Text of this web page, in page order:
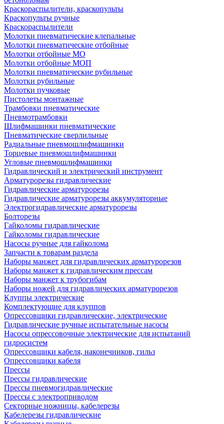
Краскораспылители, краскопульты
Краскопульты ручные
Краскораспылители
Молотки пневматические клепальные
Молотки пневматические отбойные
Молотки отбойные МО
Молотки отбойные МОП
Молотки пневматические рубильные
Молотки рубильные
Молотки пучковые
Пистолеты монтажные
Трамбовки пневматические
Пневмотрамбовки
Шлифмашинки пневматические
Пневматические сверлильные
Радиальные пневмошлифмашинки
Торцевые пневмошлифмашинки
Угловые пневмошлифмашинки
Гидравлический и электрический инструмент
Арматурорезы гидравлические
Гидравлические арматурорезы
Гидравлические арматурорезы аккумуляторные
Электрогидравлические арматурорезы
Болторезы
Гайколомы гидравлические
Гайколомы гидравлические
Насосы ручные для гайколома
Запчасти к товарам раздела
Наборы манжет для гидравлических арматурорезов
Наборы манжет к гидравлическим прессам
Наборы манжет к трубогибам
Наборы ножей для гидравлических арматурорезов
Клуппы электрические
Комплектующие для клуппов
Опрессовщики гидравлические, электрические
Гидравлические ручные испытательные насосы
Насосы опрессовочные электрические для испытаний
гидросистем
Опрессовщики кабеля, наконечников, гильз
Опрессовщики кабеля
Прессы
Прессы гидравлические
Прессы пневмогидравлические
Прессы с электроприводом
Секторные ножницы, кабелерезы
Кабелерезы гидравлические